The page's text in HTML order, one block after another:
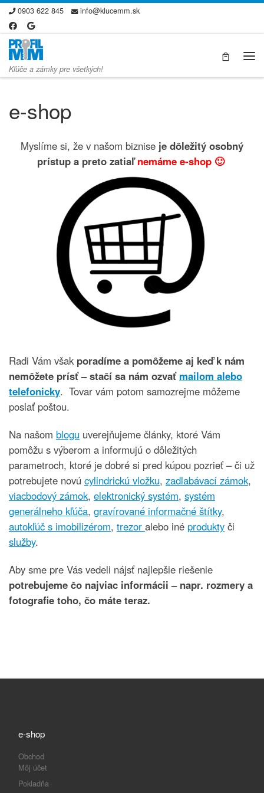
Skip to content
0903 622 845 info@klucemm.sk
Kľúče a zámky pre všetkých!
e-shop
Myslíme si, že v našom biznise je dôležitý osobný
prístup a preto zatiaľnemáme e-shop 🙂
Radi Vám však poradíme a pomôžeme aj keď k nám
nemôžete prísť – stačí sa nám ozvať mailom alebo
telefonicky. Tovar vám potom samozrejme môžeme
poslať poštou.
Na našom blogu uverejňujeme články, ktoré Vám
pomôžu s výberom a informujú o dôležitých
parametroch, ktoré je dobré si pred kúpou pozrieť – či už
potrebujete novú cylindrickú vložku, zadlabávací zámok,
viacbodový zámok, elektronický systém, systém
generálneho kľúča, gravírované informačné štítky,
autokľúč s imobilizérom, trezor alebo iné produkty či
služby.
Aby sme pre Vás vedeli nájsť najlepšie riešenie
potrebujeme čo najviac informácii – napr. rozmery a
fotografie toho, čo máte teraz.
e-shop
Obchod
Môj účet
Pokladňa